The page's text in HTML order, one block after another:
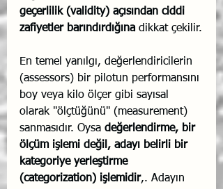
geçerlilik (validity) açısından ciddi
zafiyetler barındırdığına dikkat çekilir.
En temel yanılgı, değerlendiricilerin
(assessors) bir pilotun performansını
boy veya kilo ölçer gibi sayısal
olarak "ölçtüğünü" (measurement)
sanmasıdır. Oysa değerlendirme, bir
ölçüm işlemi değil, adayı belirli bir
kategoriye yerleştirme
(categorization) işlemidir,. Adayın